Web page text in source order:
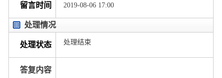
留言时间 2019-08-06 17:00
处理情况
处理状态 处理结束
答复内容